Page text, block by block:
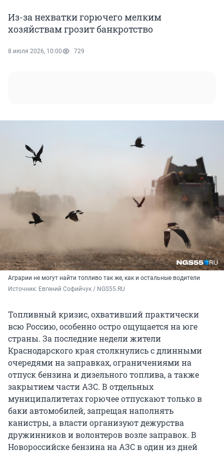
Из-за нехватки горючего мелким
хозяйствам грозит банкротство
8 июля 2026, 10:00 729
Аграрии не могут найти топливо так же, как и остальные водители
Источник: Евгений Софийчук / NGS55.RU
Топливный кризис, охвативший практически
всю Россию, особенно остро ощущается на юге
страны. За последние недели жители
Краснодарского края столкнулись с длинными
очередями на заправках, ограничениями на
отпуск бензина и дизельного топлива, а также
закрытием части АЗС. В отдельных
муниципалитетах горючее отпускают только в
баки автомобилей, запрещая наполнять
канистры, а власти организуют дежурства
дружинников и волонтеров возле заправок. В
Новороссийске бензина на АЗС в один из дней